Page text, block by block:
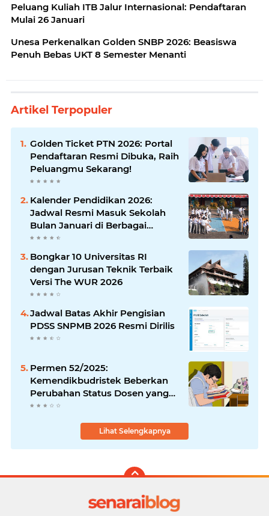
Peluang Kuliah ITB Jalur Internasional: Pendaftaran
Mulai 26 Januari
Unesa Perkenalkan Golden SNBP 2026: Beasiswa
Penuh Bebas UKT 8 Semester Menanti
Artikel Terpopuler
Golden Ticket PTN 2026: Portal
Pendaftaran Resmi Dibuka, Raih
Peluangmu Sekarang!
Kalender Pendidikan 2026:
Jadwal Resmi Masuk Sekolah
Bulan Januari di Berbagai
Daerah
Bongkar 10 Universitas RI
dengan Jurusan Teknik Terbaik
Versi The WUR 2026
Jadwal Batas Akhir Pengisian
PDSS SNPMB 2026 Resmi Dirilis
Permen 52/2025:
Kemendikbudristek Beberkan
Perubahan Status Dosen yang
Krusial
Lihat Selengkapnya